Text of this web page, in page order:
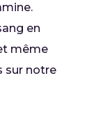
en
même
sur notre